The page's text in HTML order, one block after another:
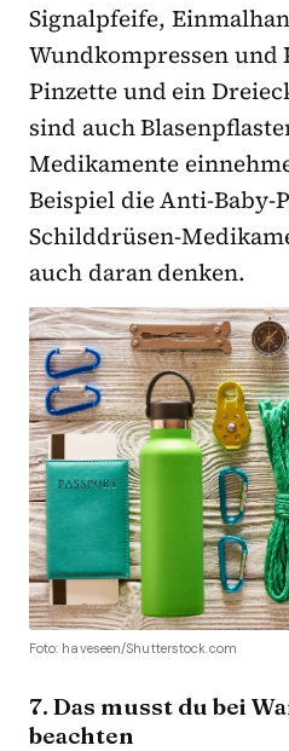
Signalpfeife,
Wundkompressen und
Pinzette und ein
sind auch
Medikamente
Beispiel die Anti-Baby-
Schilddrüsen-
auch daran denken.
Foto: haveseen/Shutterstock.com
7. Das musst du bei
beachten